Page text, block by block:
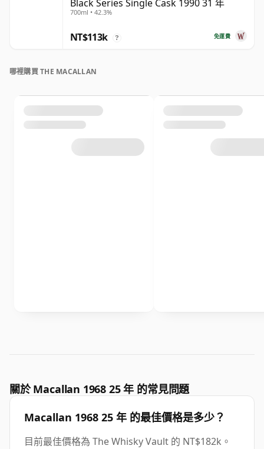
Black Series Single Cask 1990 31 年
700ml • 42.3%
免運費
NT$113k ?
哪裡購買 THE MACALLAN
關於 Macallan 1968 25 年 的常見問題
Macallan 1968 25 年 的最佳價格是多少？
目前最佳價格為 The Whisky Vault 的 NT$182k。